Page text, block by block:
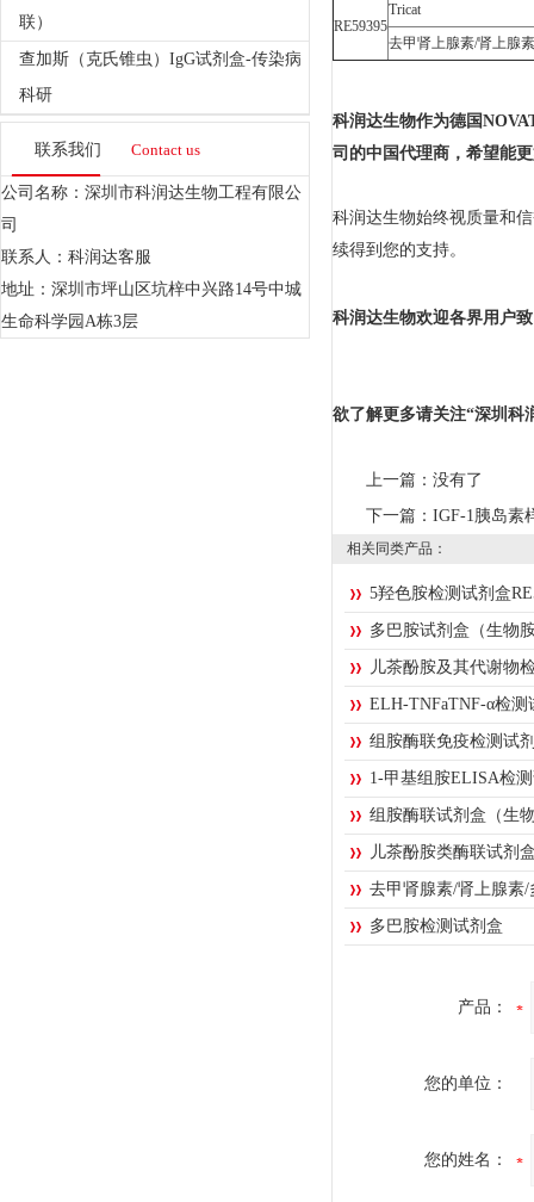
联）
查加斯（克氏锥虫）IgG试剂盒-传染病
科研
联系我们 Contact us
公司名称：深圳市科润达生物工程有限公
司
联系人：科润达客服
地址：深圳市坪山区坑梓中兴路14号中城
生命科学园A栋3层
RE59395
Tricat
去甲肾上腺素/肾上腺
科润达生物作为德国
司的中国代理商，希望能
科润达生物始终视质量和
续得到您的支持。
科润达生物欢迎各界用户
欲了解更多请关注“深圳科
上一篇： 没有了
下一篇： IGF-1胰岛素
相关同类产品：
5羟色胺检测试剂盒
多巴胺试剂盒（生物
儿茶酚胺及其代谢物
ELH-TNFaTNF-α检测
组胺酶联免疫检测试
1-甲基组胺ELISA检
组胺酶联试剂盒（生
儿茶酚胺类酶联试剂
去甲肾腺素/肾上腺素
多巴胺检测试剂盒
产品：
您的单位：
您的姓名：